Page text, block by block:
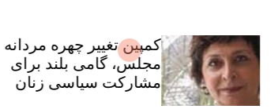
کمپین تغییر چهره مردانه
مجلس، گامی بلند برای
مشارکت سیاسی زنان